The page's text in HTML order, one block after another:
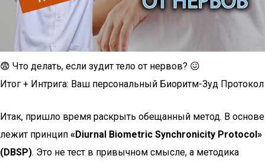
😨 Что делать, если зудит тело от нервов? 😖
Итог + Интрига: Ваш персональный Биоритм-Зуд Протокол
Итак, пришло время раскрыть обещанный метод. В основе
лежит принцип «Diurnal Biometric Synchronicity Protocol»
(DBSP). Это не тест в привычном смысле, а методика